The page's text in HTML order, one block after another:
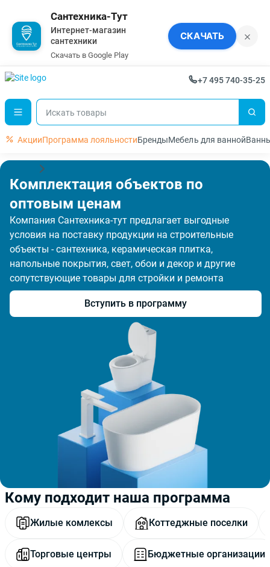
Сантехника-Тут
Интернет-магазин
сантехники
Скачать в Google Play
СКАЧАТЬ ×
+7 495 740-35-25
АкцииПрограмма лояльностиБрендыМебель для ванной
Комплектация объектов по
оптовым ценам
Компания Сантехника-тут предлагает выгодные
условия на поставку продукции на строительные
объекты - сантехника, керамическая плитка,
напольные покрытия, свет, обои и декор и другие
сопутствующие товары для стройки и ремонта
Вступить в программу
Кому подходит наша программа
Жилые комлексы Коттеджные поселки
Торговые центры Бюджетные организации